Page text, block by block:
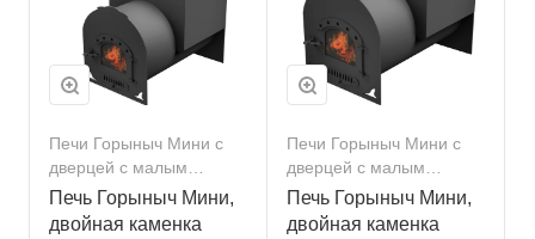
Печи Горыныч Мини с
дверцей с малым
стеклом
Печь Горыныч Мини,
двойная каменка
Печи Горыныч Мини с
дверцей с малым
стеклом
Печь Горыныч Мини,
двойная каменка